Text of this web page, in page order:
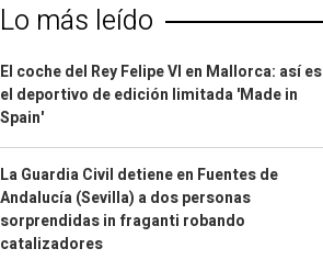
Lo más leído
El coche del Rey Felipe VI en Mallorca: así es
el deportivo de edición limitada 'Made in
Spain'
La Guardia Civil detiene en Fuentes de
Andalucía (Sevilla) a dos personas
sorprendidas in fraganti robando
catalizadores